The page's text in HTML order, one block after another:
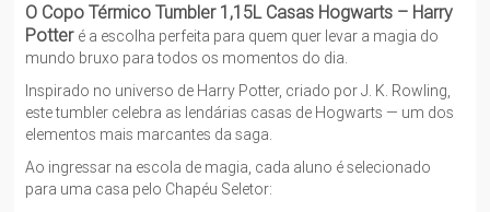
O Copo Térmico Tumbler 1,15L Casas Hogwarts – Harry
Potter é a escolha perfeita para quem quer levar a magia do
mundo bruxo para todos os momentos do dia.
Inspirado no universo de Harry Potter, criado por J. K. Rowling,
este tumbler celebra as lendárias casas de Hogwarts — um dos
elementos mais marcantes da saga.
Ao ingressar na escola de magia, cada aluno é selecionado
para uma casa pelo Chapéu Seletor: